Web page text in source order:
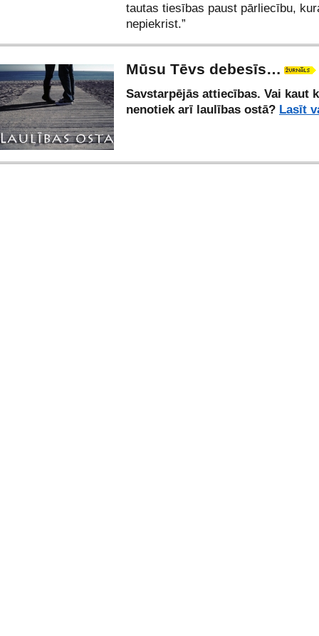
tautas tiesības paust pārliecību,
nepiekrist.”
Mūsu Tēvs debesīs…
Savstarpējās attiecības. Vai kaut
nenotiek arī laulības ostā? Lasīt